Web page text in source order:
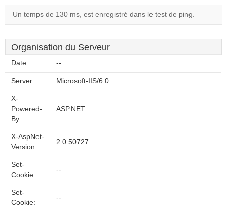
Un temps de 130 ms, est enregistré dans le test de ping.
Organisation du Serveur
Date: --
Server: Microsoft-IIS/6.0
X-
Powered-
By:
ASP.NET
X-AspNet-
Version:
2.0.50727
Set-
Cookie:
--
Set-
Cookie:
--